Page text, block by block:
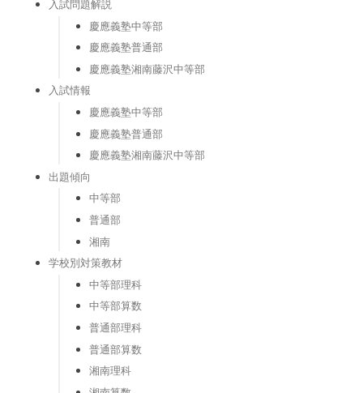
入試問題解説
慶應義塾中等部
慶應義塾普通部
慶應義塾湘南藤沢中等部
入試情報
慶應義塾中等部
慶應義塾普通部
慶應義塾湘南藤沢中等部
出題傾向
中等部
普通部
湘南
学校別対策教材
中等部理科
中等部算数
普通部理科
普通部算数
湘南理科